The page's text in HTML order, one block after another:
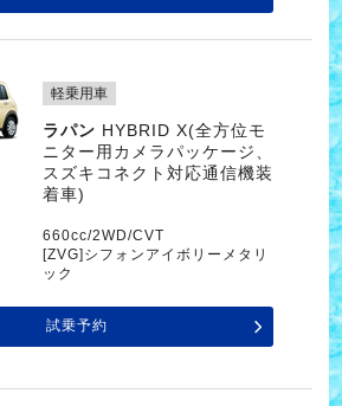
軽乗用車
ラパン HYBRID X(全方位モ
ニター用カメラパッケージ、
スズキコネクト対応通信機装
着車)
660cc/2WD/CVT
[ZVG]シフォンアイボリーメタリ
ック
試乗予約